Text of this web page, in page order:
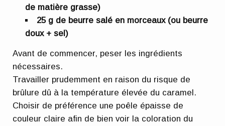
de matière grasse)
25 g de beurre salé en morceaux (ou beurre
doux + sel)
Avant de commencer, peser les ingrédients
nécessaires.
Travailler prudemment en raison du risque de
brûlure dû à la température élevée du caramel.
Choisir de préférence une poêle épaisse de
couleur claire afin de bien voir la coloration du